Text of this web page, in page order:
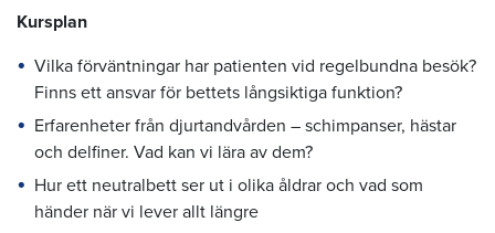
Kursplan
Vilka förväntningar har patienten vid regelbundna besök?
Finns ett ansvar för bettets långsiktiga funktion?
Erfarenheter från djurtandvården – schimpanser, hästar
och delfiner. Vad kan vi lära av dem?
Hur ett neutralbett ser ut i olika åldrar och vad som
händer när vi lever allt längre